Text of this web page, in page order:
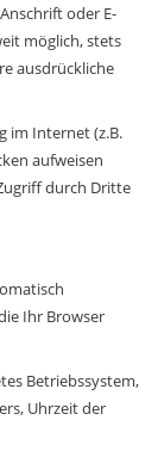
oder E-
möglich, stets
ausdrückliche
im Internet (z.B.
aufweisen
durch Dritte
Ihr Browser
Betriebssystem,
Uhrzeit der